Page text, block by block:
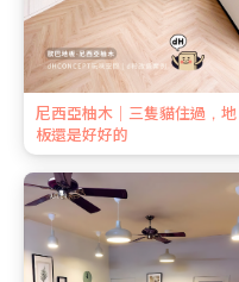
尼西亞柚木｜三隻貓住過，地
板還是好好的